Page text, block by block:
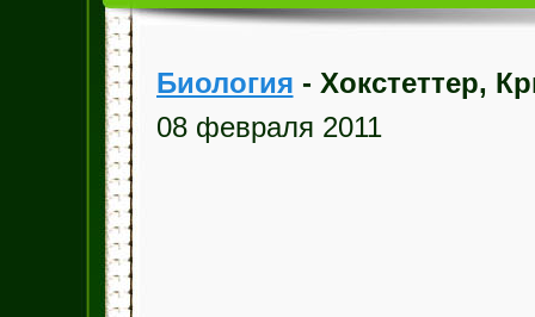
Биология - Хокстеттер,
08 февраля 2011